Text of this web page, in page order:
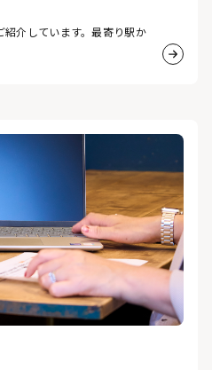
介しています。最寄り駅か
詳細は